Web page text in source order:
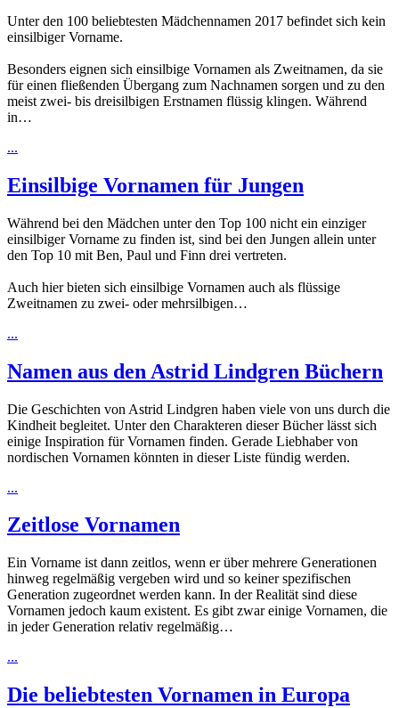
Unter den 100 beliebtesten Mädchennamen 2017 befindet sich kein
einsilbiger Vorname.
Besonders eignen sich einsilbige Vornamen als Zweitnamen, da sie
für einen fließenden Übergang zum Nachnamen sorgen und zu den
meist zwei- bis dreisilbigen Erstnamen flüssig klingen. Während
in…
...
Einsilbige Vornamen für Jungen
Während bei den Mädchen unter den Top 100 nicht ein einziger
einsilbiger Vorname zu finden ist, sind bei den Jungen allein unter
den Top 10 mit Ben, Paul und Finn drei vertreten.
Auch hier bieten sich einsilbige Vornamen auch als flüssige
Zweitnamen zu zwei- oder mehrsilbigen…
...
Namen aus den Astrid Lindgren Büchern
Die Geschichten von Astrid Lindgren haben viele von uns durch die
Kindheit begleitet. Unter den Charakteren dieser Bücher lässt sich
einige Inspiration für Vornamen finden. Gerade Liebhaber von
nordischen Vornamen könnten in dieser Liste fündig werden.
...
Zeitlose Vornamen
Ein Vorname ist dann zeitlos, wenn er über mehrere Generationen
hinweg regelmäßig vergeben wird und so keiner spezifischen
Generation zugeordnet werden kann. In der Realität sind diese
Vornamen jedoch kaum existent. Es gibt zwar einige Vornamen, die
in jeder Generation relativ regelmäßig…
...
Die beliebtesten Vornamen in Europa